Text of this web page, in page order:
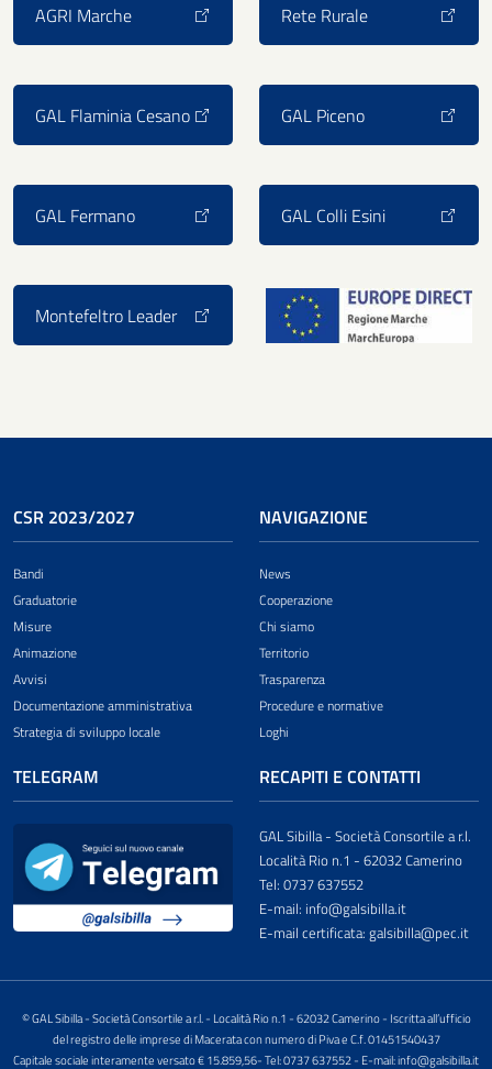
AGRI Marche Rete Rurale
GAL Flaminia Cesano GAL Piceno
GAL Fermano GAL Colli Esini
Montefeltro Leader
CSR 2023/2027
Bandi
Graduatorie
Misure
Animazione
Avvisi
Documentazione amministrativa
Strategia di sviluppo locale
NAVIGAZIONE
News
Cooperazione
Chi siamo
Territorio
Trasparenza
Procedure e normative
Loghi
TELEGRAM RECAPITI E CONTATTI
GAL Sibilla - Società Consortile a r.l.
Località Rio n.1 - 62032 Camerino
Tel: 0737 637552
E-mail: info@galsibilla.it
E-mail certificata: galsibilla@pec.it
© GAL Sibilla - Società Consortile a r.l. - Località Rio n.1 - 62032 Camerino - Iscritta all’ufficio
del registro delle imprese di Macerata con numero di Piva e C.f. 01451540437
Capitale sociale interamente versato € 15.859,56- Tel: 0737 637552 - E-mail: info@galsibilla.it